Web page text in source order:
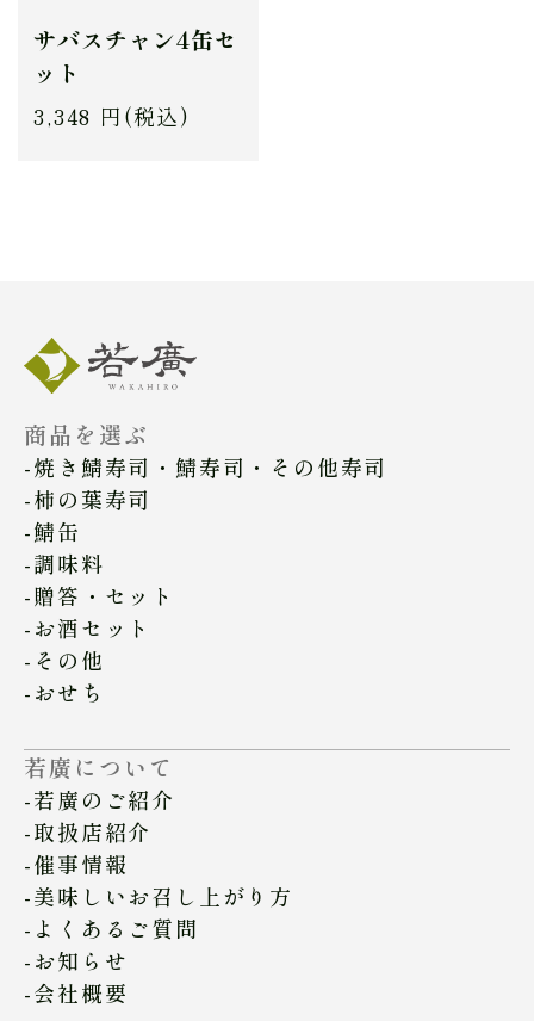
サバスチャン4缶セ
ット
3,348 円(税込)
商品を選ぶ
焼き鯖寿司・鯖寿司・その他寿司
柿の葉寿司
鯖缶
調味料
贈答・セット
お酒セット
その他
おせち
若廣について
若廣のご紹介
取扱店紹介
催事情報
美味しいお召し上がり方
よくあるご質問
お知らせ
会社概要